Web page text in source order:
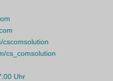
cscomsolution
cs_comsolution
Uhr